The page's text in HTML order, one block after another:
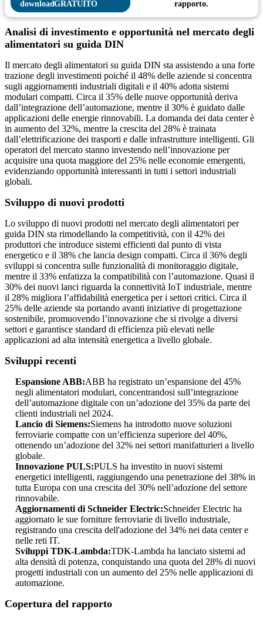
GRATUITO rapporto.
Analisi di investimento e opportunità nel mercato degli
alimentatori su guida DIN
Il mercato degli alimentatori su guida DIN sta assistendo a una forte
trazione degli investimenti poiché il 48% delle aziende si concentra
sugli aggiornamenti industriali digitali e il 40% adotta sistemi
modulari compatti. Circa il 35% delle nuove opportunità deriva
dall’integrazione dell’automazione, mentre il 30% è guidato dalle
applicazioni delle energie rinnovabili. La domanda dei data center è
in aumento del 32%, mentre la crescita del 28% è trainata
dall’elettrificazione dei trasporti e dalle infrastrutture intelligenti. Gli
operatori del mercato stanno investendo nell’innovazione per
acquisire una quota maggiore del 25% nelle economie emergenti,
evidenziando opportunità interessanti in tutti i settori industriali
globali.
Sviluppo di nuovi prodotti
Lo sviluppo di nuovi prodotti nel mercato degli alimentatori per
guida DIN sta rimodellando la competitività, con il 42% dei
produttori che introduce sistemi efficienti dal punto di vista
energetico e il 38% che lancia design compatti. Circa il 36% degli
sviluppi si concentra sulle funzionalità di monitoraggio digitale,
mentre il 33% enfatizza la compatibilità con l’automazione. Quasi il
30% dei nuovi lanci riguarda la connettività IoT industriale, mentre
il 28% migliora l’affidabilità energetica per i settori critici. Circa il
25% delle aziende sta portando avanti iniziative di progettazione
sostenibile, promuovendo l’innovazione che si rivolge a diversi
settori e garantisce standard di efficienza più elevati nelle
applicazioni ad alta intensità energetica a livello globale.
Sviluppi recenti
Espansione ABB:ABB ha registrato un’espansione del 45%
negli alimentatori modulari, concentrandosi sull’integrazione
dell’automazione digitale con un’adozione del 35% da parte dei
clienti industriali nel 2024.
Lancio di Siemens:Siemens ha introdotto nuove soluzioni
ferroviarie compatte con un’efficienza superiore del 40%,
ottenendo un’adozione del 32% nei settori manifatturieri a livello
globale.
Innovazione PULS:PULS ha investito in nuovi sistemi
energetici intelligenti, raggiungendo una penetrazione del 38% in
tutta Europa con una crescita del 30% nell’adozione del settore
rinnovabile.
Aggiornamenti di Schneider Electric:Schneider Electric ha
aggiornato le sue forniture ferroviarie di livello industriale,
registrando una crescita dell'adozione del 34% nei data center e
nelle reti IT.
Sviluppi TDK-Lambda:TDK-Lambda ha lanciato sistemi ad
alta densità di potenza, conquistando una quota del 28% di nuovi
progetti industriali con un aumento del 25% nelle applicazioni di
automazione.
Copertura del rapporto